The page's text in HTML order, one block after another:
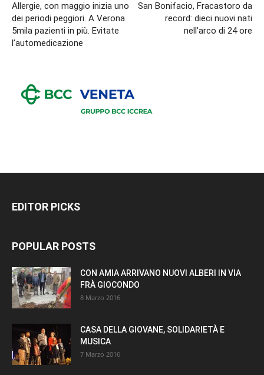
Allergie, con maggio inizia uno
dei periodi peggiori. A Verona
5mila pazienti in più. Evitate
l’automedicazione
San Bonifacio, Fracastoro da
record: dieci nuovi nati
nell’arco di 24 ore
EDITOR PICKS
POPULAR POSTS
CON AMIA ARRIVANO NUOVI ALBERI IN VIA
FRÀ GIOCONDO
8 Marzo 2016
CASA DELLA GIOVANE, SOLIDARIETÀ E
MUSICA
7 Marzo 2016